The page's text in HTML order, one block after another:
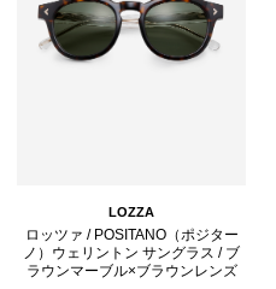
LOZZA
ロッツァ / POSITANO（ポジター
ノ）ウェリントン サングラス / ブ
ラウンマーブル×ブラウンレンズ